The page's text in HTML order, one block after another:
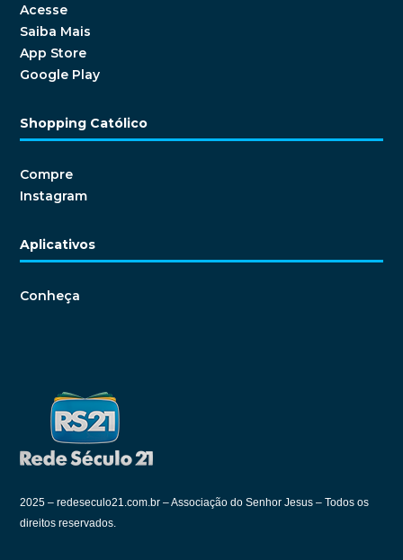
Acesse
Saiba Mais
App Store
Google Play
Shopping Católico
Compre
Instagram
Aplicativos
Conheça
2025 –redeseculo21.com.br – Associação do Senhor Jesus – Todos os
direitos reservados.